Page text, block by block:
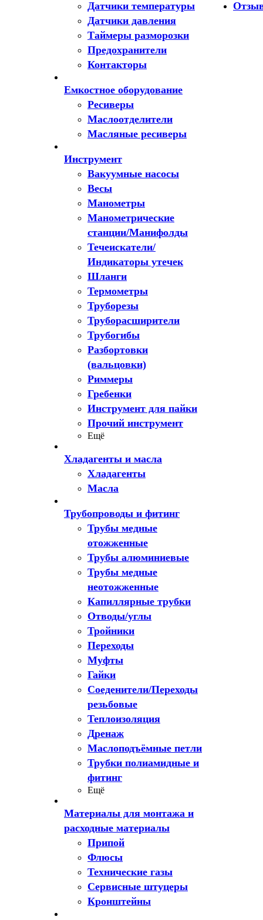
Датчики температуры
Датчики давления
Таймеры разморозки
Предохранители
Контакторы
Емкостное оборудование
Ресиверы
Маслоотделители
Масляные ресиверы
Инструмент
Вакуумные насосы
Весы
Манометры
Манометрические
станции/Манифолды
Течеискатели/
Индикаторы утечек
Шланги
Термометры
Труборезы
Труборасширители
Трубогибы
Разбортовки
(вальцовки)
Риммеры
Гребенки
Инструмент для пайки
Прочий инструмент
Ещё
Хладагенты и масла
Хладагенты
Масла
Трубопроводы и фитинг
Трубы медные
отожженные
Трубы алюминиевые
Трубы медные
неотожженные
Капиллярные трубки
Отводы/углы
Тройники
Переходы
Муфты
Гайки
Соеденители/Переходы
резьбовые
Теплоизоляция
Дренаж
Маслоподъёмные петли
Трубки полиамидные и
фитинг
Ещё
Материалы для монтажа и
расходные материалы
Припой
Флюсы
Технические газы
Сервисные штуцеры
Кронштейны